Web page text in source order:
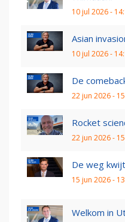
10 jul 2026 -
Asian
10 jul 2026 -
De
22 jun 2026 -
Rocket
22 jun 2026 -
De weg kwijt
15 jun 2026 -
Welkom in